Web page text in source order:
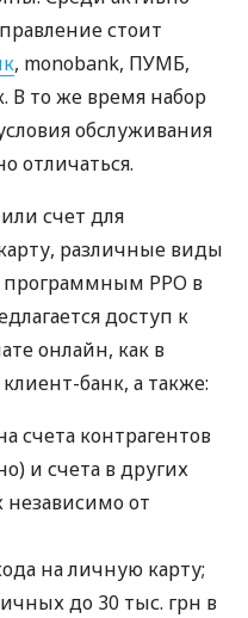
стоит
, monobank, ПУМБ,
В то же время набор
обслуживания
отличаться.
счет для
различные виды
программным РРО в
доступ к
онлайн, как в
банк, а также:
счета контрагентов
и счета в других
независимо от
на личную карту;
до 30 тыс. грн в